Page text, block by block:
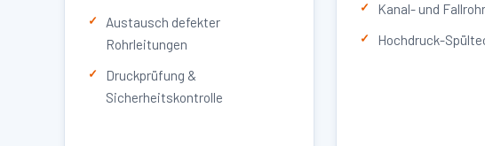
Austausch defekter
Rohrleitungen
Druckprüfung &
Sicherheitskontrolle
Kanal- und
Hochdruck-